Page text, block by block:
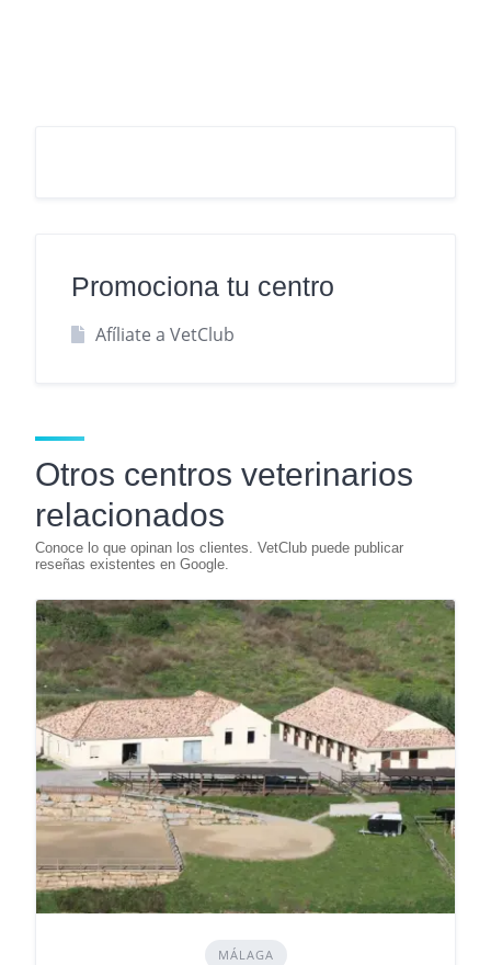
Promociona tu centro
Afíliate a VetClub
Otros centros veterinarios
relacionados
MÁLAGA